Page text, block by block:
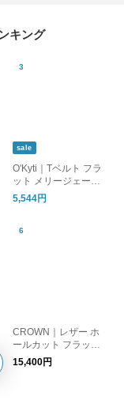
キング
sale
O'Kyti｜Tベルト フラ
ット メリージェーン
シューズ 6700
5,544円
CROWN｜レザー ホ
ールカット フラット
シューズ wholecut-str
ap-mn
15,400円